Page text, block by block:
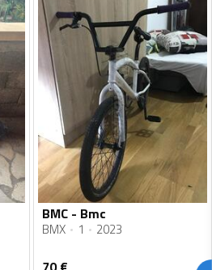
BMC - Bmc
BMX 1 2023